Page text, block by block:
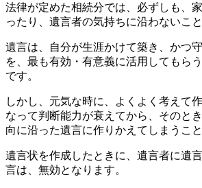
法律が定めた相続分では、必ずしも、
ったり、遺言者の気持ちに沿わないこ
遺言は、自分が生涯かけて築き、かつ
を、最も有効・有意義に活用してもら
です。
しかし、元気な時に、よくよく考えて
なって判断能力が衰えてから、そのと
向に沿った遺言に作りかえてしまうこと
遺言状を作成したときに、遺言者に遺
言は、無効となります。